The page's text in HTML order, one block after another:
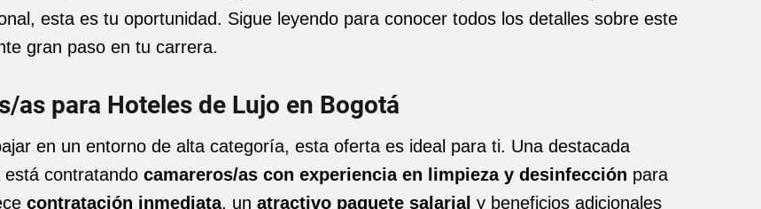
esta es tu oportunidad. Sigue leyendo para conocer todos los detalles sobre este
gran paso en tu carrera.
as para Hoteles de Lujo en Bogotá
en un entorno de alta categoría, esta oferta es ideal para ti. Una destacada
contratando camareros/as con experiencia en limpieza y desinfección para
contratación inmediata, un atractivo paquete salarial y beneficios adicionales